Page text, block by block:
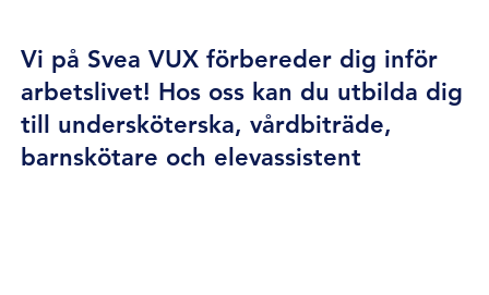
g
Vi på Svea VUX förbereder dig inför
arbetslivet! Hos oss kan du utbilda dig
till undersköterska, vårdbiträde,
barnskötare och elevassistent